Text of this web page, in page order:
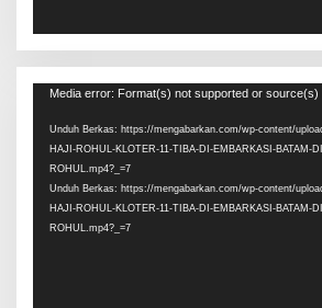
Pemutar
Media error: Format(s) not supported or source(s)
Unduh Berkas: https://mengabarkan.com/wp-content/
HAJI-ROHUL-KLOTER-11-TIBA-DI-EMBARKASI-BATAM-
ROHUL.mp4?_=7
Unduh Berkas: https://mengabarkan.com/wp-content/
HAJI-ROHUL-KLOTER-11-TIBA-DI-EMBARKASI-BATAM-
ROHUL.mp4?_=7